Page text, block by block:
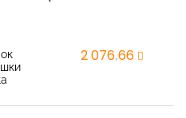
2 076,66